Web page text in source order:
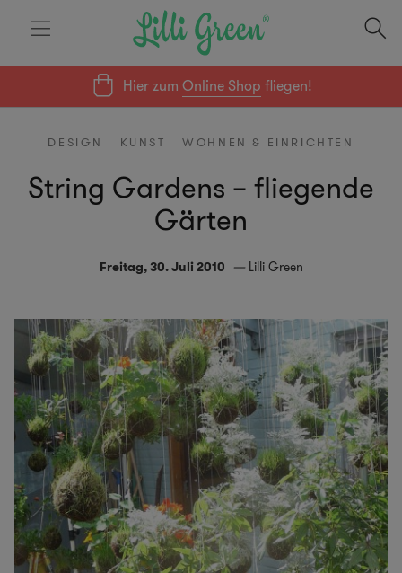
Hier zumOnline Shop fliegen!
DESIGN KUNST WOHNEN & EINRICHTEN
String Gardens – fliegende
Gärten
Freitag, 30. Juli 2010 Lilli Green